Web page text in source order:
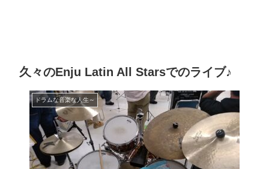
久々のEnju Latin All Starsでのライブ♪
ドラムな音楽な人生～